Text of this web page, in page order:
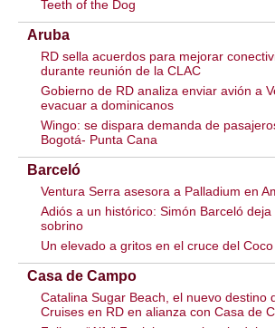
Teeth of the Dog
Aruba
RD sella acuerdos para mejorar
durante reunión de la CLAC
Gobierno de RD analiza enviar avión a
evacuar a dominicanos
Wingo: se dispara demanda de
Bogotá- Punta Cana
Barceló
Ventura Serra asesora a Palladium en
Adiós a un histórico: Simón Barceló
sobrino
Un elevado a gritos en el cruce del
Casa de Campo
Catalina Sugar Beach, el nuevo destino
Cruises en RD en alianza con Casa de